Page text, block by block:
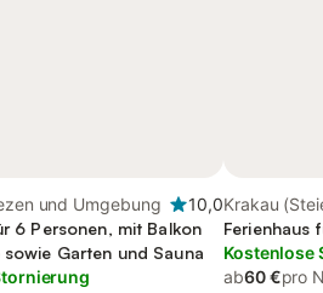
und Umgebung
10,0
6 Personen, mit Balkon
sowie Garten und Sauna
Krakau
Ferienhaus
Kostenlose
ab60 €pro